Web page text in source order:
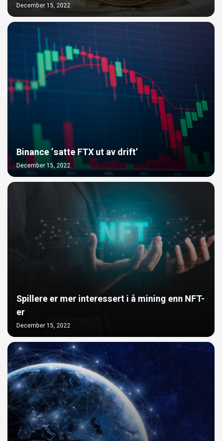
December 15, 2022
Binance ‘satte FTX ut av drift’
December 15, 2022
Spillere er mer interessert i å mining enn NFT-
er
December 15, 2022